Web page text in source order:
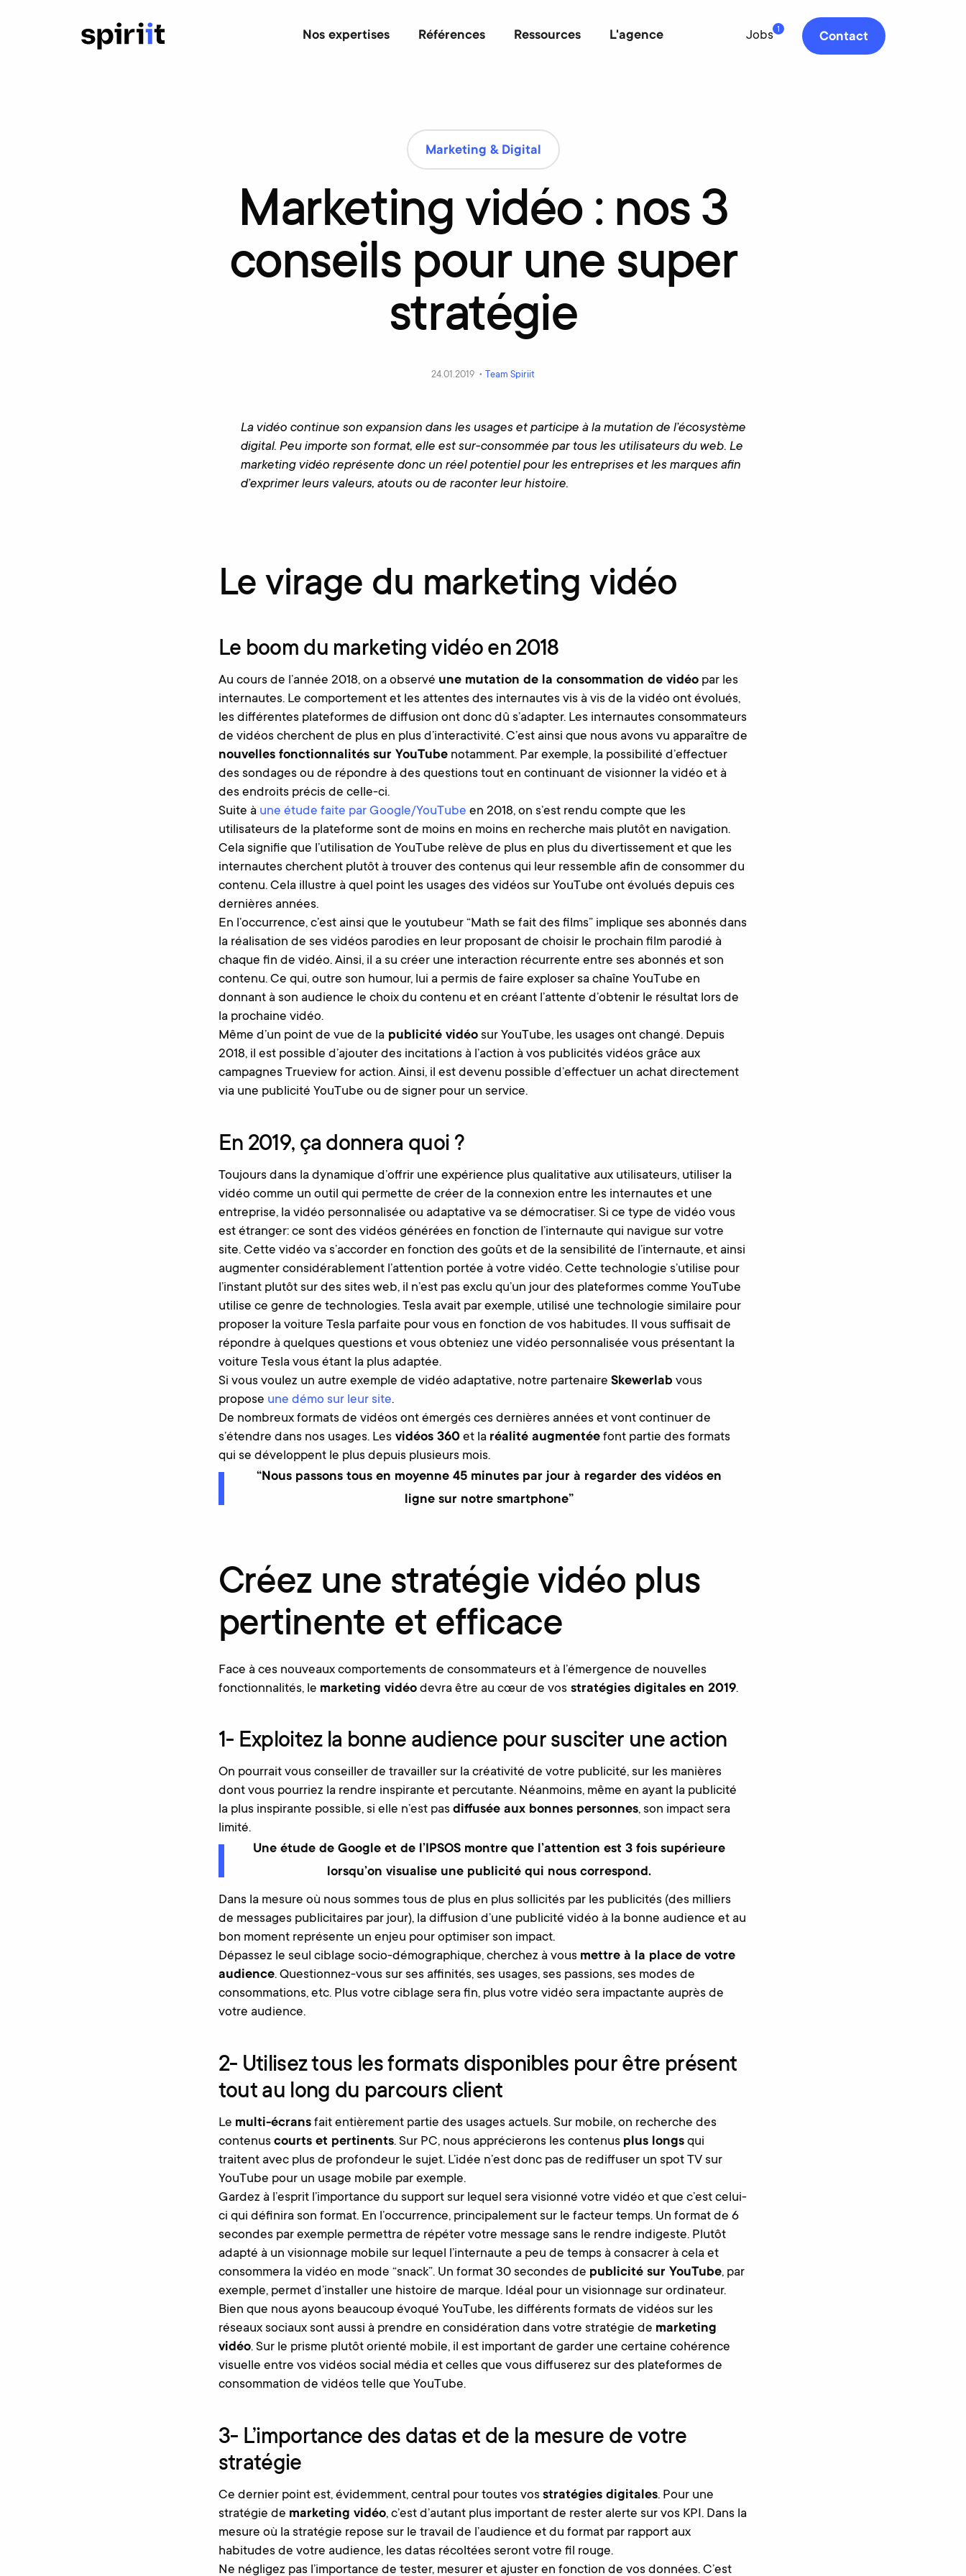
Nos expertises Références Ressources L'agence Jobs 1
Contact
Marketing & Digital
Marketing vidéo : nos 3
conseils pour une super
stratégie
24.01.2019 • Team Spiriit
La vidéo continue son expansion dans les usages et participe à la mutation de l’écosystème
digital. Peu importe son format, elle est sur-consommée par tous les utilisateurs du web. Le
marketing vidéo représente donc un réel potentiel pour les entreprises et les marques afin
d’exprimer leurs valeurs, atouts ou de raconter leur histoire.
Le virage du marketing vidéo
Le boom du marketing vidéo en 2018
Au cours de l’année 2018, on a observé une mutation de la consommation de vidéopar les
internautes. Le comportement et les attentes des internautes vis à vis de la vidéo ont évolués,
les différentes plateformes de diffusion ont donc dû s’adapter. Les internautes consommateurs
de vidéos cherchent de plus en plus d’interactivité. C’est ainsi que nous avons vu apparaître de
nouvelles fonctionnalités sur YouTubenotamment. Par exemple, la possibilité d’effectuer
des sondages ou de répondre à des questions tout en continuant de visionner la vidéo et à
des endroits précis de celle-ci.
Suite à une étude faite par Google/YouTube en 2018, on s’est rendu compte que les
utilisateurs de la plateforme sont de moins en moins en recherche mais plutôt en navigation.
Cela signifie que l’utilisation de YouTube relève de plus en plus du divertissement et que les
internautes cherchent plutôt à trouver des contenus qui leur ressemble afin de consommer du
contenu. Cela illustre à quel point les usages des vidéos sur YouTube ont évolués depuis ces
dernières années.
En l’occurrence, c’est ainsi que le youtubeur “Math se fait des films” implique ses abonnés dans
la réalisation de ses vidéos parodies en leur proposant de choisir le prochain film parodié à
chaque fin de vidéo. Ainsi, il a su créer une interaction récurrente entre ses abonnés et son
contenu. Ce qui, outre son humour, lui a permis de faire exploser sa chaîne YouTube en
donnant à son audience le choix du contenu et en créant l’attente d’obtenir le résultat lors de
la prochaine vidéo.
Même d’un point de vue de lapublicité vidéosur YouTube, les usages ont changé. Depuis
2018, il est possible d’ajouter des incitations à l’action à vos publicités vidéos grâce aux
campagnes Trueview for action. Ainsi, il est devenu possible d’effectuer un achat directement
via une publicité YouTube ou de signer pour un service.
En 2019, ça donnera quoi ?
Toujours dans la dynamique d’offrir une expérience plus qualitative aux utilisateurs, utiliser la
vidéo comme un outil qui permette de créer de la connexion entre les internautes et une
entreprise, la vidéo personnalisée ou adaptative va se démocratiser. Si ce type de vidéo vous
est étranger: ce sont des vidéos générées en fonction de l’internaute qui navigue sur votre
site. Cette vidéo va s’accorder en fonction des goûts et de la sensibilité de l’internaute, et ainsi
augmenter considérablement l’attention portée à votre vidéo. Cette technologie s’utilise pour
l’instant plutôt sur des sites web, il n’est pas exclu qu’un jour des plateformes comme YouTube
utilise ce genre de technologies. Tesla avait par exemple, utilisé une technologie similaire pour
proposer la voiture Tesla parfaite pour vous en fonction de vos habitudes. Il vous suffisait de
répondre à quelques questions et vous obteniez une vidéo personnalisée vous présentant la
voiture Tesla vous étant la plus adaptée.
Si vous voulez un autre exemple de vidéo adaptative, notre partenaire Skewerlab vous
propose une démo sur leur site.
De nombreux formats de vidéos ont émergés ces dernières années et vont continuer de
s’étendre dans nos usages. Lesvidéos 360et la réalité augmentéefont partie des formats
qui se développent le plus depuis plusieurs mois.
“Nous passons tous en moyenne 45 minutes par jour à regarder des vidéos en
ligne sur notre smartphone”
Créez une stratégie vidéo plus
pertinente et efficace
Face à ces nouveaux comportements de consommateurs et à l’émergence de nouvelles
fonctionnalités, le marketing vidéodevra être au cœur de vosstratégies digitales en 2019.
1- Exploitez la bonne audience pour susciter une action
On pourrait vous conseiller de travailler sur la créativité de votre publicité, sur les manières
dont vous pourriez la rendre inspirante et percutante. Néanmoins, même en ayant la publicité
la plus inspirante possible, si elle n’est pas diffusée aux bonnes personnes, son impact sera
limité.
Une étude de Google et de l’IPSOS montre que l’attention est 3 fois supérieure
lorsqu’on visualise une publicité qui nous correspond.
Dans la mesure où nous sommes tous de plus en plus sollicités par les publicités (des milliers
de messages publicitaires par jour), la diffusion d’une publicité vidéo à la bonne audience et au
bon moment représente un enjeu pour optimiser son impact.
Dépassez le seul ciblage socio-démographique, cherchez à vous mettre à la place de votre
audience. Questionnez-vous sur ses affinités, ses usages, ses passions, ses modes de
consommations, etc. Plus votre ciblage sera fin, plus votre vidéo sera impactante auprès de
votre audience.
2- Utilisez tous les formats disponibles pour être présent
tout au long du parcours client
Le multi-écransfait entièrement partie des usages actuels. Sur mobile, on recherche des
contenus courts et pertinents. Sur PC, nous apprécierons les contenus plus longsqui
traitent avec plus de profondeur le sujet. L’idée n’est donc pas de rediffuser un spot TV sur
YouTube pour un usage mobile par exemple.
Gardez à l’esprit l’importance du support sur lequel sera visionné votre vidéo et que c’est celui-
ci qui définira son format. En l’occurrence, principalement sur le facteur temps. Un format de 6
secondes par exemple permettra de répéter votre message sans le rendre indigeste. Plutôt
adapté à un visionnage mobile sur lequel l’internaute a peu de temps à consacrer à cela et
consommera la vidéo en mode “snack”. Un format 30 secondes de publicité sur YouTube, par
exemple, permet d’installer une histoire de marque. Idéal pour un visionnage sur ordinateur.
Bien que nous ayons beaucoup évoqué YouTube, les différents formats de vidéos sur les
réseaux sociaux sont aussi à prendre en considération dans votre stratégie de marketing
vidéo. Sur le prisme plutôt orienté mobile, il est important de garder une certaine cohérence
visuelle entre vos vidéos social média et celles que vous diffuserez sur des plateformes de
consommation de vidéos telle que YouTube.
3- L’importance des datas et de la mesure de votre
stratégie
Ce dernier point est, évidemment, central pour toutes vos stratégies digitales. Pour une
stratégie de marketing vidéo, c’est d’autant plus important de rester alerte sur vos KPI. Dans la
mesure où la stratégie repose sur le travail de l’audience et du format par rapport aux
habitudes de votre audience, les datas récoltées seront votre fil rouge.
Ne négligez pas l’importance de tester, mesurer et ajuster en fonction de vos données. C’est